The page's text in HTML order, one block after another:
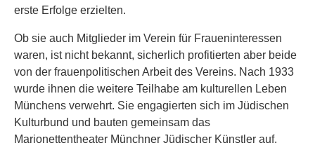
erste Erfolge erzielten.
Ob sie auch Mitglieder im Verein für Fraueninteressen
waren, ist nicht bekannt, sicherlich profitierten aber beide
von der frauenpolitischen Arbeit des Vereins. Nach 1933
wurde ihnen die weitere Teilhabe am kulturellen Leben
Münchens verwehrt. Sie engagierten sich im Jüdischen
Kulturbund und bauten gemeinsam das
Marionettentheater Münchner Jüdischer Künstler auf.